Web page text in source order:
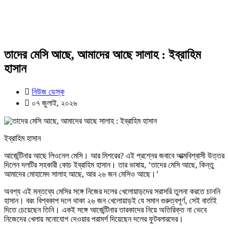
তাদের মেসি আছে, আমাদের আছে সালাহ : ইব্রাহিম
হাসান
নিউজ ডেস্ক
০৭ জুলাই, ২০২৬
ইব্রাহিম হাসান
আর্জেন্টিনার আছে লিওনেল মেসি। আর মিশরের? এই প্রশ্নের জবাবে আত্মবিশ্বাসী উত্তর
দিলেন দলটির সহকারী কোচ ইব্রাহিম হাসান। তার ভাষায়, ‘তাদের মেসি আছে, কিন্তু
আমাদের মোহামেদ সালাহ আছে, আর ২৬ জন মেসিও আছে।’
অবশ্য এই মন্তব্যে মেসির সঙ্গে নিজের দলের খেলোয়াড়দের সরাসরি তুলনা করতে চাননি
হাসান। বরং বিশ্বকাপ দলে থাকা ২৬ জন খেলোয়াড়ই যে সমান গুরুত্বপূর্ণ, সেই বার্তাই
দিতে চেয়েছেন তিনি। একই সঙ্গে আর্জেন্টিনার তারকাদের নিয়ে অতিরিক্ত না ভেবে
নিজেদের খেলায় মনোযোগ দেওয়ার পরামর্শ দিয়েছেন দলের ফুটবলারদের।